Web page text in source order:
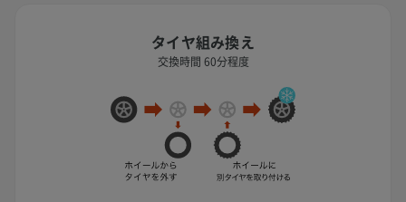
タイヤ組み換え
交換時間 60分程度